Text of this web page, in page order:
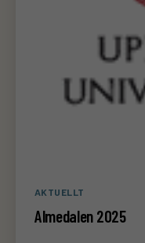
Kategorier
AKTUELLT
Almedalen 2025